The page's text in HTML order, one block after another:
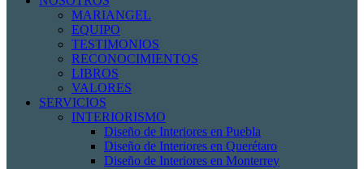
MARIANGEL
EQUIPO
TESTIMONIOS
RECONOCIMIENTOS
LIBROS
VALORES
SERVICIOS
INTERIORISMO
Diseño de Interiores en Puebla
Diseño de Interiores en Querétaro
Diseño de Interiores en Monterrey